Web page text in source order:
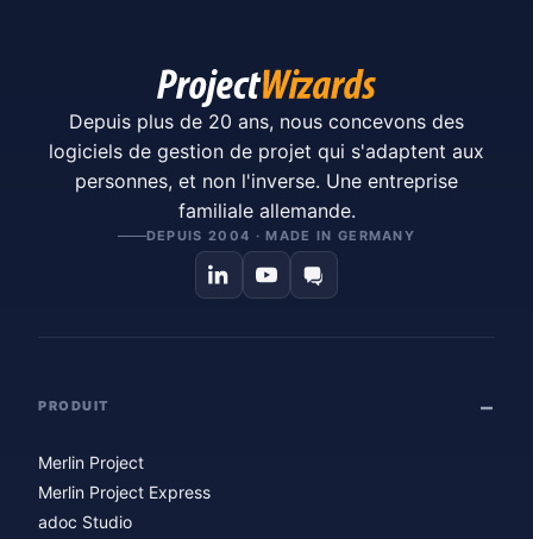
Depuis plus de 20 ans, nous concevons des
logiciels de gestion de projet qui s'adaptent aux
personnes, et non l'inverse. Une entreprise
familiale allemande.
DEPUIS 2004 · MADE IN GERMANY
PRODUIT
Merlin Project
Merlin Project Express
adoc Studio